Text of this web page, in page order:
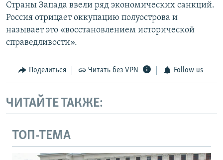
Страны Запада ввели ряд экономических санкций.
Россия отрицает оккупацию полуострова и
называет это «восстановлением исторической
справедливости».
Поделиться Читать без VPN Follow us
ЧИТАЙТЕ ТАКЖЕ:
ТОП-ТЕМА